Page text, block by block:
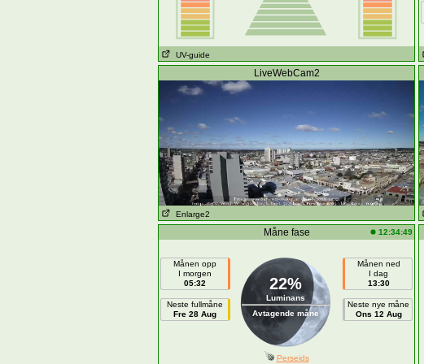
UV-guide
LiveWebCam2
Enlarge2
Måne fase 12:34:49
Månen opp
I morgen
05:32
Neste fullmåne
Fre 28 Aug
22%
Luminans
Avtagende måne
Månen ned
I dag
13:30
Neste nye måne
Ons 12 Aug
Perseids